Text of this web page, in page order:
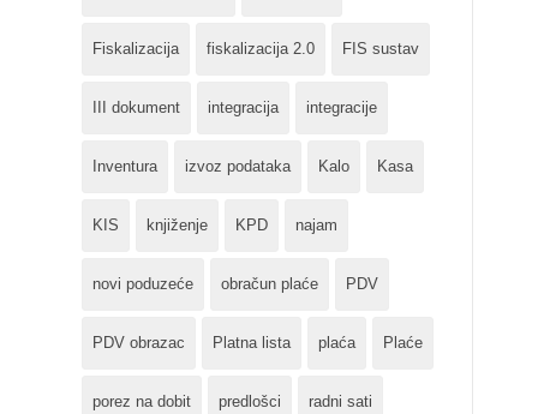
Fiskalizacija fiskalizacija 2.0 FIS sustav
III dokument integracija integracije
Inventura izvoz podataka Kalo Kasa
KIS knjiženje KPD najam
novi poduzeće obračun plaće PDV
PDV obrazac Platna lista plaća Plaće
porez na dobit predlošci radni sati